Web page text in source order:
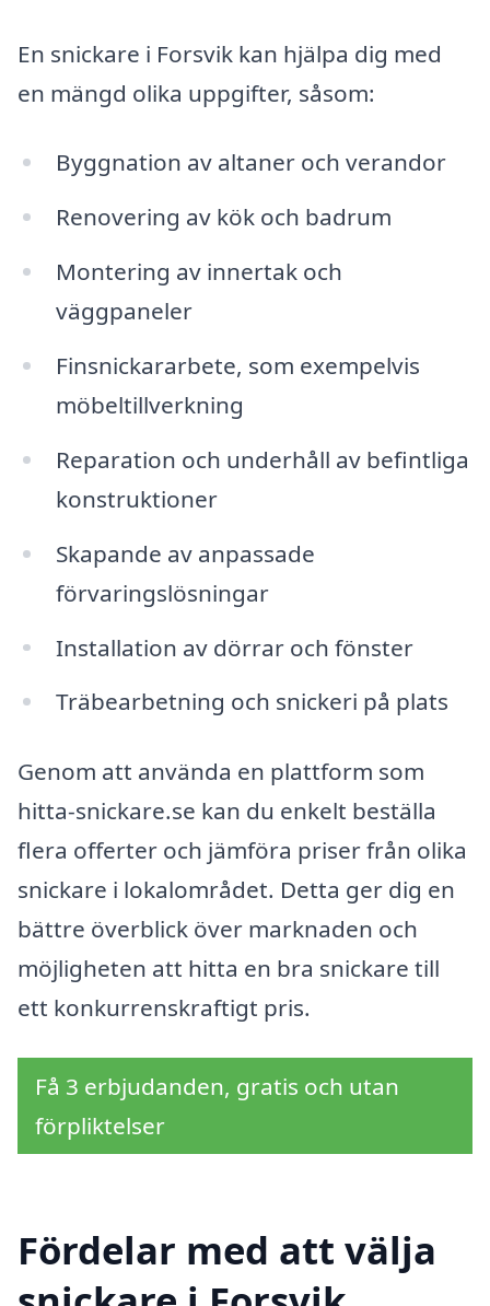
En snickare i Forsvik kan hjälpa dig med
en mängd olika uppgifter, såsom:
Byggnation av altaner och verandor
Renovering av kök och badrum
Montering av innertak och
väggpaneler
Finsnickararbete, som exempelvis
möbeltillverkning
Reparation och underhåll av befintliga
konstruktioner
Skapande av anpassade
förvaringslösningar
Installation av dörrar och fönster
Träbearbetning och snickeri på plats
Genom att använda en plattform som
hitta-snickare.se kan du enkelt beställa
flera offerter och jämföra priser från olika
snickare i lokalområdet. Detta ger dig en
bättre överblick över marknaden och
möjligheten att hitta en bra snickare till
ett konkurrenskraftigt pris.
Få 3 erbjudanden, gratis och utan
förpliktelser
Fördelar med att välja